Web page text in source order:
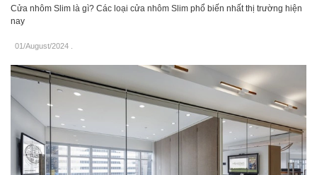
Cửa nhôm Slim là gì? Các loại cửa nhôm Slim phổ biến nhất thị trường hiện
nay
01/August/2024